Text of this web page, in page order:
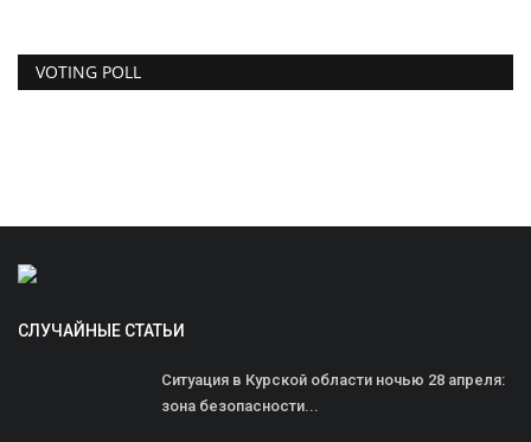
VOTING POLL
СЛУЧАЙНЫЕ СТАТЬИ
Ситуация в Курской области ночью 28 апреля:
зона безопасности...